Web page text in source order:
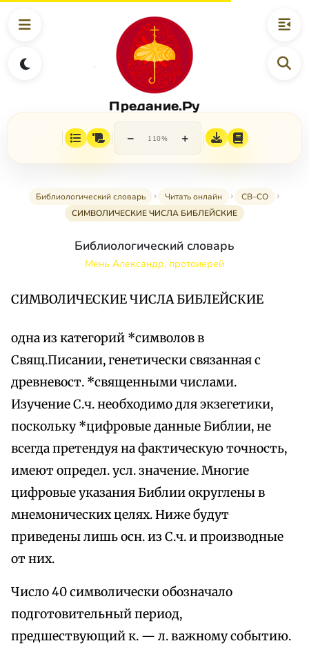
Предание.Ру
− 110% +
Библиологический словарь Читать онлайн
СВ–СО
СИМВОЛИЧЕСКИЕ ЧИСЛА БИБЛЕЙСКИЕ
Библиологический словарь
Мень Александр, протоиерей
СИМВОЛИЧЕСКИЕ ЧИСЛА БИБЛЕЙСКИЕ
одна из категорий *символов в
Свящ.Писании, генетически связанная с
древневост. *священными числами.
Изучение С.ч. необходимо для экзегетики,
поскольку *цифровые данные Библии, не
всегда претендуя на фактическую точность,
имеют определ. усл. значение. Многие
цифровые указания Библии округлены в
мнемонических целях. Ниже будут
приведены лишь осн. из С.ч. и производные
от них.
Число 40 символически обозначало
подготовительный период,
предшествующий к. — л. важному событию.